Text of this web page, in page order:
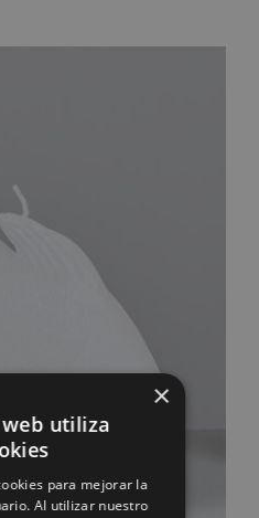
×
utiliza
para mejorar la
Al utilizar nuestro